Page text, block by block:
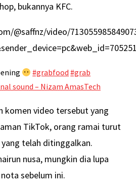
bukannya KFC.
@saffnz/video/
#grabfood #grab
sound – Nizam AmasTech
komen video tersebut yang
TikTok, orang ramai turut
telah ditinggalkan.
nusa, mungkin dia lupa
sebelum ini.